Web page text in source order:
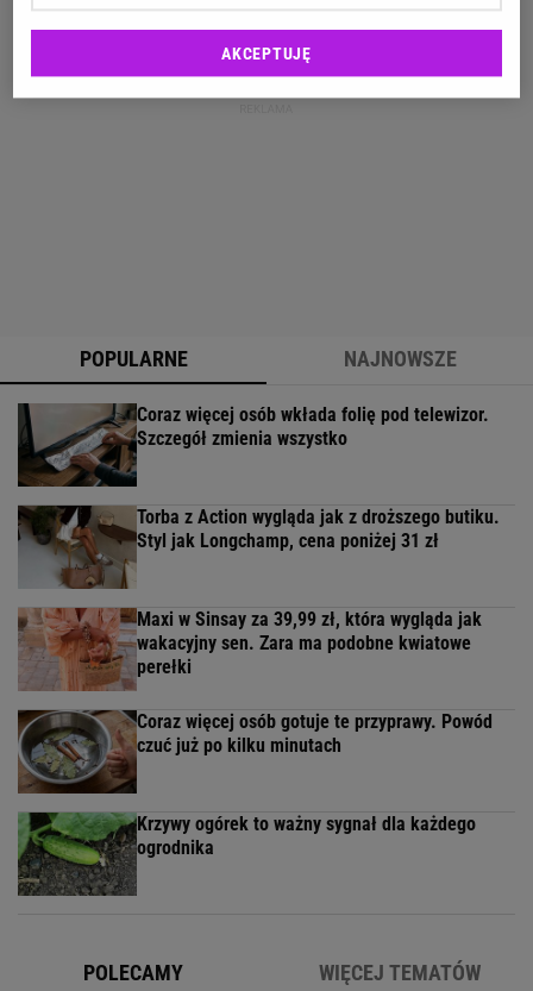
POPULARNE NAJNOWSZE
Coraz więcej osób wkłada folię pod telewizor.
Szczegół zmienia wszystko
Torba z Action wygląda jak z droższego butiku.
Styl jak Longchamp, cena poniżej 31 zł
Maxi w Sinsay za 39,99 zł, która wygląda jak
wakacyjny sen. Zara ma podobne kwiatowe
perełki
Coraz więcej osób gotuje te przyprawy. Powód
czuć już po kilku minutach
Krzywy ogórek to ważny sygnał dla każdego
ogrodnika
POLECAMY WIĘCEJ TEMATÓW
AKCEPTUJĘ